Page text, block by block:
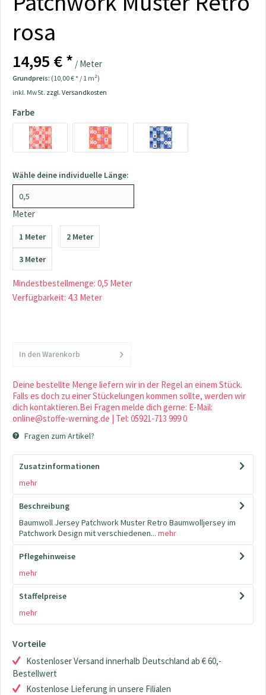
rosa
14,95 € * / Meter
Grundpreis: (10,00 € * / 1 m²)
inkl. MwSt. zzgl. Versandkosten
Farbe
Wähle deine individuelle Länge:
Meter
1 Meter 2 Meter
3 Meter
Mindestbestellmenge: 0,5 Meter
Verfügbarkeit: 4.3 Meter
In denWarenkorb
Deine bestellte Menge liefern wir in der Regel an einem Stück.
Falls es doch zu einer Stückelungen kommen sollte, werden wir
dich kontaktieren.Bei Fragen melde dich gerne: E-Mail:
online@stoffe-werning.de | Tel: 05921-713 999 0
Fragen zum Artikel?
Zusatzinformationen
mehr
Beschreibung
Baumwoll Jersey Patchwork Muster Retro Baumwolljersey im
Patchwork Design mit verschiedenen... mehr
Pflegehinweise
mehr
Staffelpreise
mehr
Vorteile
Kostenloser Versand innerhalb Deutschland ab € 60,-
Bestellwert
Kostenlose Lieferung in unsere Filialen